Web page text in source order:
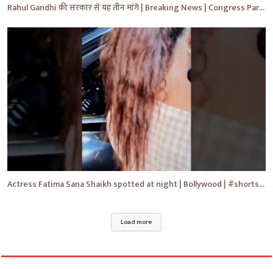
Rahul Gandhi की सरकार से यह तीन मांगे | Breaking News | Congress Party | Political News #shorts #yt
Actress Fatima Sana Shaikh spotted at night | Bollywood | #shorts #ytviral #yt #bollywoodnews
Load more